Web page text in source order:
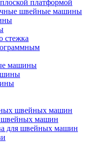
платформой
швейные машины
стежка
машины
швейных машин
машин
для швейных машин